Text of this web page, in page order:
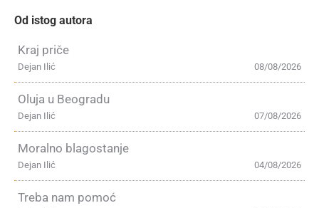
Od istog autora
Kraj priče
08/08/2026
Dejan Ilić
Oluja u Beogradu
07/08/2026
Dejan Ilić
Moralno blagostanje
04/08/2026
Dejan Ilić
Treba nam pomoć